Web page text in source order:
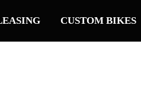
CUSTOM BIKES